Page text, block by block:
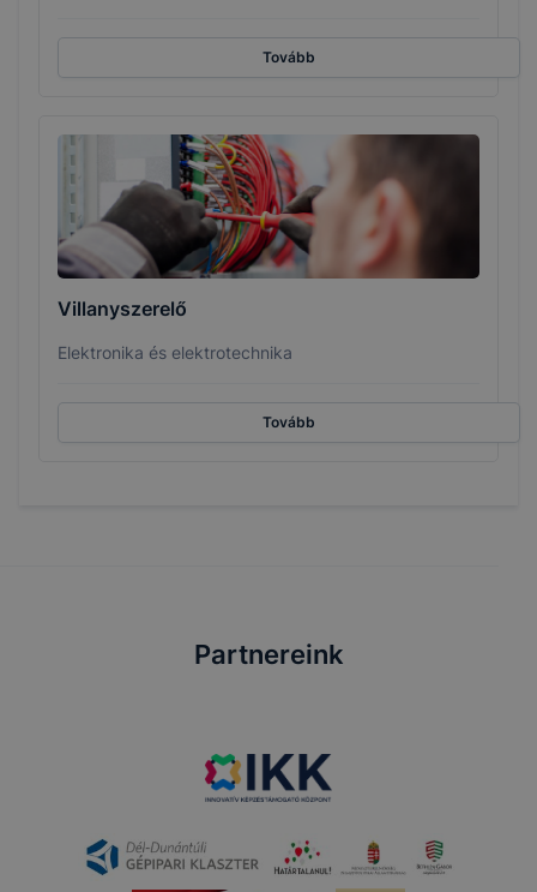
Tovább
Villanyszerelő
Elektronika és elektrotechnika
Tovább
Partnereink